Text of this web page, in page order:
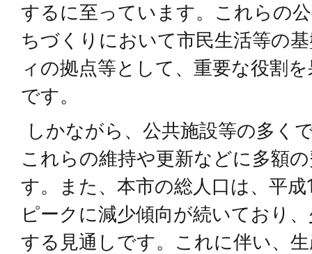
するに至っています。これらの
ちづくりにおいて市民生活等の
ィの拠点等として、重要な役割
です。
しかながら、公共施設等の多く
これらの維持や更新などに多額
す。また、本市の総人口は、平
ピークに減少傾向が続いており
する見通しです。これに伴い、